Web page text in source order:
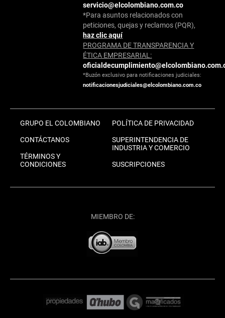
servicio@elcolombiano.com.co
*Para asuntos relacionados con
peticiones, quejas y reclamos (PQR),
haz clic aquí
PROGRAMA DE TRANSPARENCIA Y
ÉTICA EMPRESARIAL:
*Buzón exclusivo para notificaciones judiciales:
notificacionesjudiciales@elcolombiano.com.co
GRUPO EL COLOMBIANO
CONTÁCTANOS
TÉRMINOS Y
CONDICIONES
POLÍTICA DE PRIVACIDAD
SUPERINTENDENCIA DE
INDUSTRIA Y COMERCIO
SUSCRIPCIONES
MIEMBRO DE: